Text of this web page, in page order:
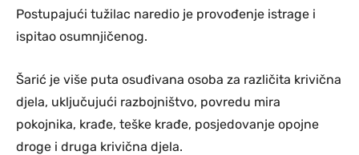
Postupajući tužilac naredio je provođenje istrage i
ispitao osumnjičenog.
Šarić je više puta osuđivana osoba za različita krivična
djela, uključujući razbojništvo, povredu mira
pokojnika, krađe, teške krađe, posjedovanje opojne
droge i druga krivična djela.